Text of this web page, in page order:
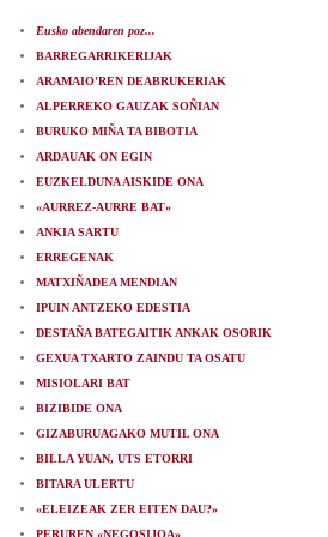
Eusko abendaren poz...
BARREGARRIKERIJAK
ARAMAIO'REN DEABRUKERIAK
ALPERREKO GAUZAK SOÑIAN
BURUKO MIÑA TA BIBOTIA
ARDAUAK ON EGIN
EUZKELDUNA AISKIDE ONA
«AURREZ-AURRE BAT»
ANKIA SARTU
ERREGENAK
MATXIÑADEA MENDIAN
IPUIN ANTZEKO EDESTIA
DESTAÑA BATEGAITIK ANKAK OSORIK
GEXUA TXARTO ZAINDU TA OSATU
MISIOLARI BAT
BIZIBIDE ONA
GIZABURUAGAKO MUTIL ONA
BILLA YUAN, UTS ETORRI
BITARA ULERTU
«ELEIZEAK ZER EITEN DAU?»
PERUREN «NEGOSIJOA»